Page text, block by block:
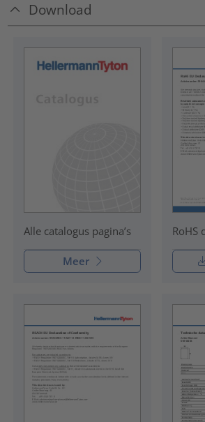
Download
Alle catalogus pagina’s
Meer
RoHS